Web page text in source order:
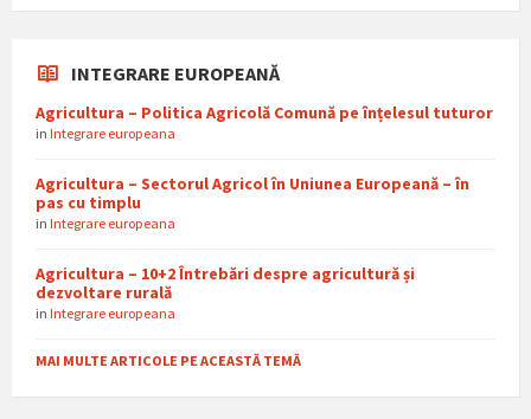
INTEGRARE EUROPEANĂ
Agricultura – Politica Agricolă Comună pe înțelesul tuturor
in Integrare europeana
Agricultura – Sectorul Agricol în Uniunea Europeană – în
pas cu timplu
in Integrare europeana
Agricultura – 10+2 Întrebări despre agricultură și
dezvoltare rurală
in Integrare europeana
MAI MULTE ARTICOLE PE ACEASTĂ TEMĂ